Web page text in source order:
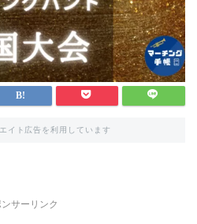
イト広告を利用しています
サーリンク